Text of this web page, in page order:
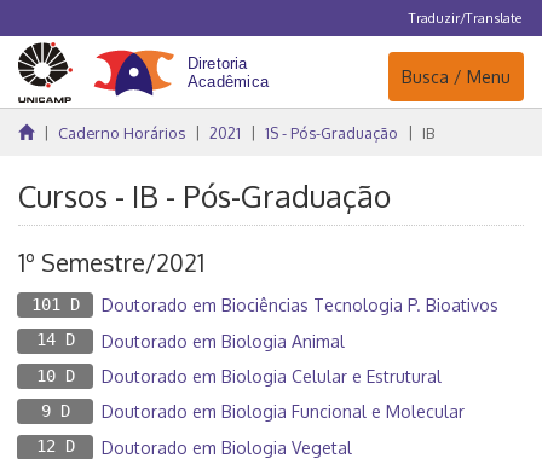
Traduzir/Translate
Navegação
Busca / Menu
Caderno Horários 2021 1S - Pós-Graduação IB
Cursos - IB - Pós-Graduação
1º Semestre/2021
101 D Doutorado em Biociências Tecnologia P. Bioativos
14 D Doutorado em Biologia Animal
10 D Doutorado em Biologia Celular e Estrutural
9 D Doutorado em Biologia Funcional e Molecular
12 D Doutorado em Biologia Vegetal